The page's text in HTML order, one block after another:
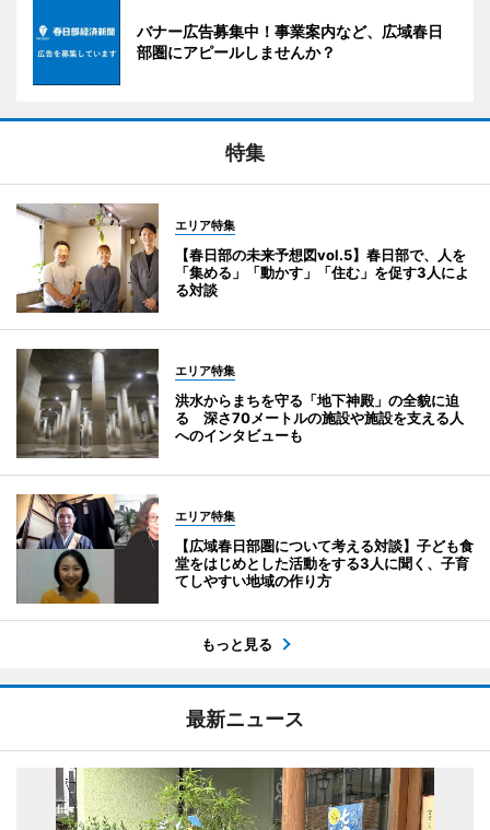
バナー広告募集中！事業案内など、広域春日
部圏にアピールしませんか？
特集
エリア特集
【春日部の未来予想図vol.5】春日部で、人を
「集める」「動かす」「住む」を促す3人によ
る対談
エリア特集
洪水からまちを守る「地下神殿」の全貌に迫
る 深さ70メートルの施設や施設を支える人
へのインタビューも
エリア特集
【広域春日部圏について考える対談】子ども食
堂をはじめとした活動をする3人に聞く、子育
てしやすい地域の作り方
もっと見る
最新ニュース